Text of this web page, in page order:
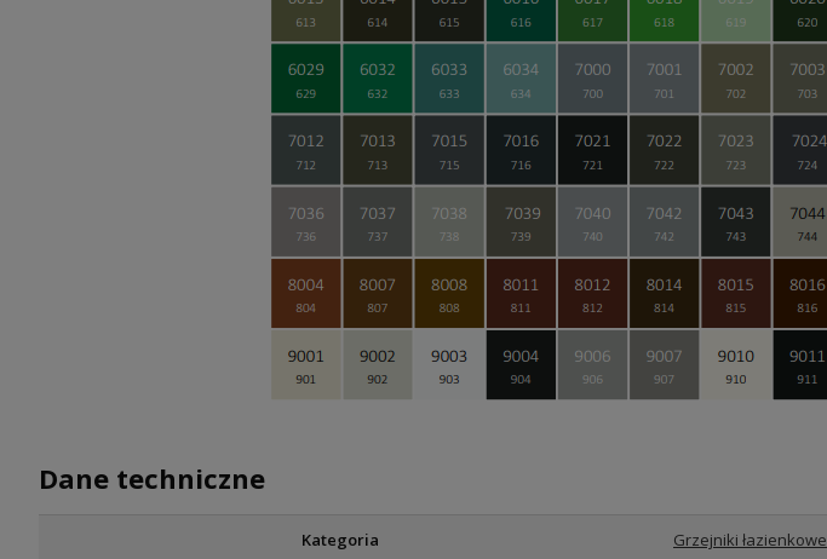
Dane techniczne
Kategoria Grzejniki łazienkowe